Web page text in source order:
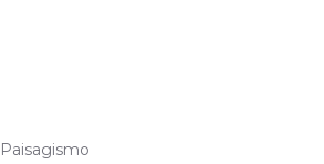
Paisagismo